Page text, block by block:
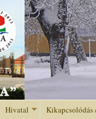
Hivatal Kikapcsolódás